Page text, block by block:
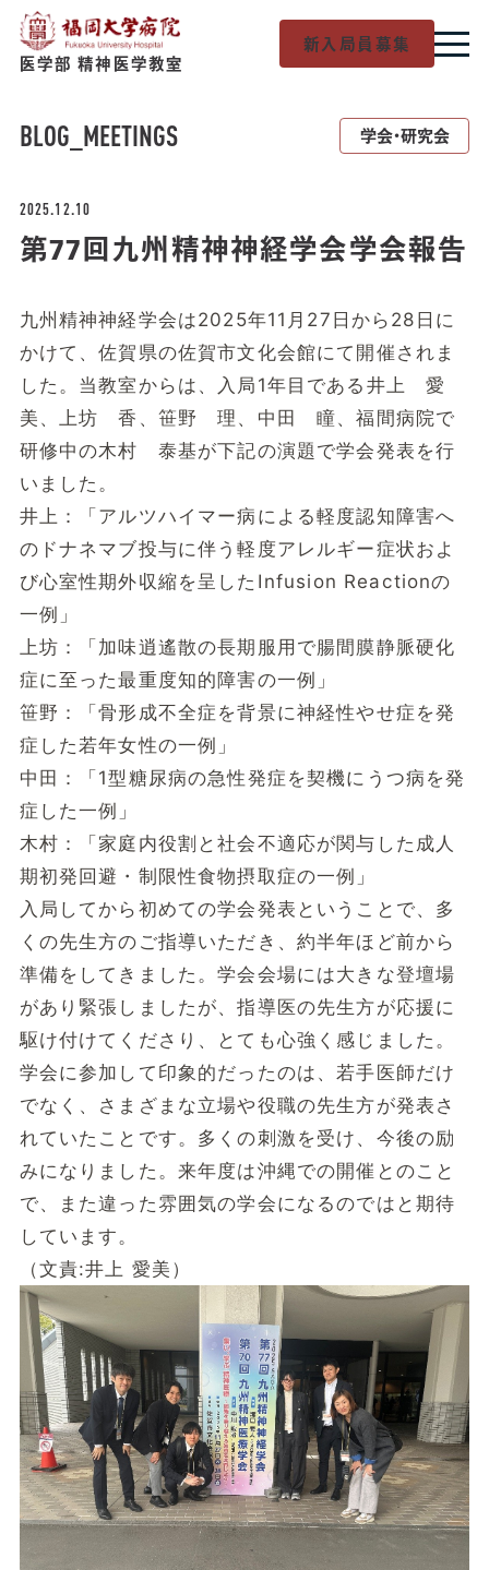
医学部 精神医学教室
新入局員募集
BLOG _MEETINGS 学会・研究会
2025.12.10
第77回九州精神神経学会学会報告
九州精神神経学会は2025年11月27日から28日に
かけて、佐賀県の佐賀市文化会館にて開催されま
した。当教室からは、入局1年目である井上 愛
美、上坊 香、笹野 理、中田 瞳、福間病院で
研修中の木村 泰基が下記の演題で学会発表を行
いました。
井上：「アルツハイマー病による軽度認知障害へ
のドナネマブ投与に伴う軽度アレルギー症状およ
び心室性期外収縮を呈したInfusion Reactionの
一例」
上坊：「加味逍遙散の長期服用で腸間膜静脈硬化
症に至った最重度知的障害の一例」
笹野：「骨形成不全症を背景に神経性やせ症を発
症した若年女性の一例」
中田：「1型糖尿病の急性発症を契機にうつ病を発
症した一例」
木村：「家庭内役割と社会不適応が関与した成人
期初発回避・制限性食物摂取症の一例」
入局してから初めての学会発表ということで、多
くの先生方のご指導いただき、約半年ほど前から
準備をしてきました。学会会場には大きな登壇場
があり緊張しましたが、指導医の先生方が応援に
駆け付けてくださり、とても心強く感じました。
学会に参加して印象的だったのは、若手医師だけ
でなく、さまざまな立場や役職の先生方が発表さ
れていたことです。多くの刺激を受け、今後の励
みになりました。来年度は沖縄での開催とのこと
で、また違った雰囲気の学会になるのではと期待
しています。
（文責:井上 愛美）